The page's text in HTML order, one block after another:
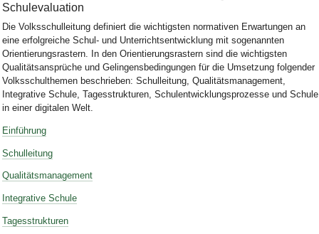
Schulevaluation
Die Volksschulleitung definiert die wichtigsten normativen Erwartungen an
eine erfolgreiche Schul- und Unterrichtsentwicklung mit sogenannten
Orientierungsrastern. In den Orientierungsrastern sind die wichtigsten
Qualitätsansprüche und Gelingensbedingungen für die Umsetzung folgender
Volksschulthemen beschrieben: Schulleitung, Qualitätsmanagement,
Integrative Schule, Tagesstrukturen, Schulentwicklungsprozesse und Schule
in einer digitalen Welt.
Einführung
Schulleitung
Qualitätsmanagement
Integrative Schule
Tagesstrukturen